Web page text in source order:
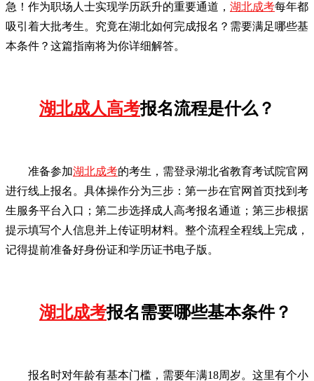
急！作为职场人士实现学历跃升的重要通道， 湖北成考每年都
吸引着大批考生。究竟在湖北如何完成报名？需要满足哪些基
本条件？这篇指南将为你详细解答。
湖北成人高考报名流程是什么？
准备参加湖北成考的考生，需登录湖北省教育考试院官网
进行线上报名。具体操作分为三步：第一步在官网首页找到考
生服务平台入口；第二步选择成人高考报名通道；第三步根据
提示填写个人信息并上传证明材料。整个流程全程线上完成，
记得提前准备好身份证和学历证书电子版。
湖北成考报名需要哪些基本条件？
报名时对年龄有基本门槛，需要年满18周岁。这里有个小